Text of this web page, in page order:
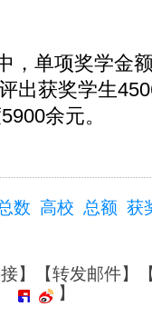
单项奖学金
出获奖学生
余元。
数 高校 总额 获
】【转发邮件】
】